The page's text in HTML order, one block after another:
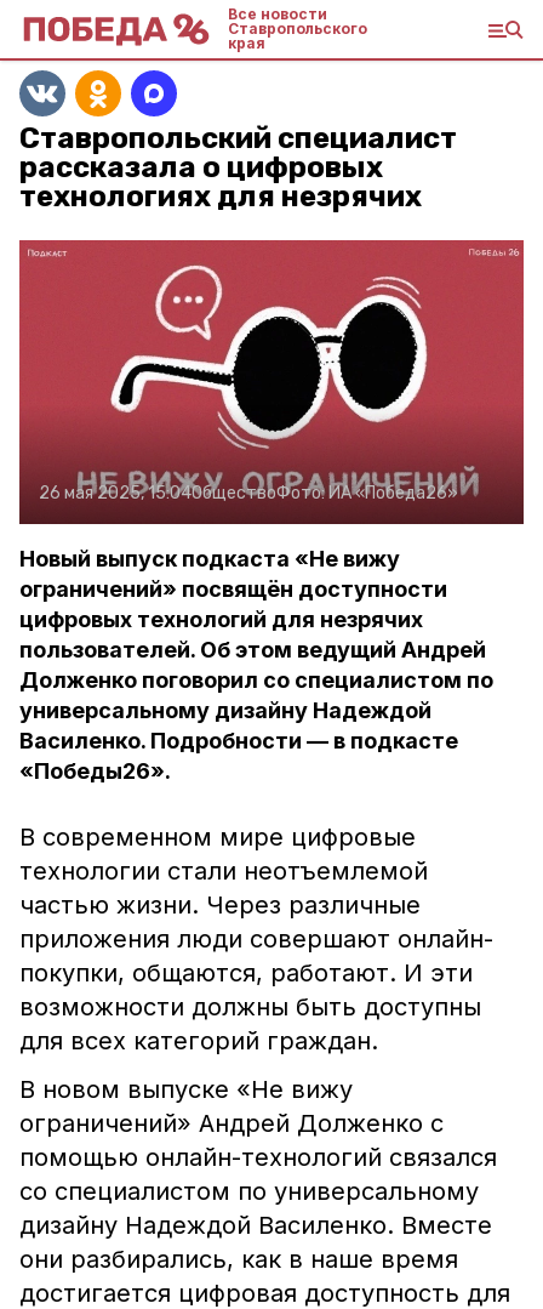
Все новости
Ставропольского
края
Ставропольский специалист
рассказала о цифровых
технологиях для незрячих
26 мая 2025, 15:04ОбществоФото: ИА «Победа26»
Новый выпуск подкаста «Не вижу
ограничений» посвящён доступности
цифровых технологий для незрячих
пользователей. Об этом ведущий Андрей
Долженко поговорил со специалистом по
универсальному дизайну Надеждой
Василенко. Подробности — в подкасте
«Победы26».
В современном мире цифровые
технологии стали неотъемлемой
частью жизни. Через различные
приложения люди совершают онлайн-
покупки, общаются, работают. И эти
возможности должны быть доступны
для всех категорий граждан.
В новом выпуске «Не вижу
ограничений» Андрей Долженко с
помощью онлайн-технологий связался
со специалистом по универсальному
дизайну Надеждой Василенко. Вместе
они разбирались, как в наше время
достигается цифровая доступность для